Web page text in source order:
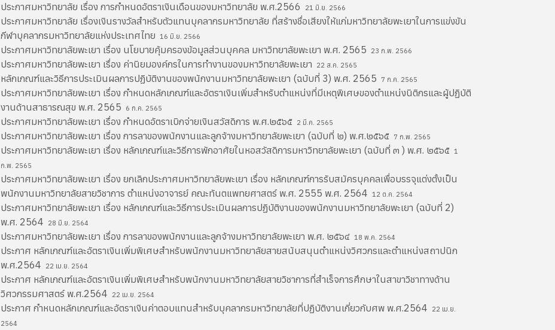
ประกาศมหาวิทยาลัย เรื่อง การกำหนดอัตราเงินเดือนของมหาวิทยาลัย พ.ศ.2566 21 มิ.ย. 2566
ประกาศมหาวิทยาลัย เรื่องเงินรางวัลสำหรับตัวแทนบุคลากรมหาวิทยาลัย ที่สร้างชื่อเสียงให้แก่มหาวิทยาลัยพะเยาในการแข่งขัน
กีฬาบุคลากรมหาวิทยาลัยแห่งประเทศไทย 16 มิ.ย. 2566
ประกาศมหาวิทยาลัยพะเยา เรื่อง นโยบายคุ้มครองข้อมูลส่วนบุคคล มหาวิทยาลัยพะเยา พ.ศ. 2565 23 ก.พ. 2566
ประกาศมหาวิทยาลัยพะเยา เรื่อง ค่านิยมองค์กรในการทำงานของมหาวิทยาลัยพะเยา 22 ส.ค. 2565
หลักเกณฑ์และวิธีการประเมินผลการปฏิบัติงานของพนักงานมหาวิทยาลัยพะเยา (ฉบับที่ 3) พ.ศ. 2565 7 ก.ค. 2565
ประกาศมหาวิทยาลัยพะเยา เรื่อง กำหนดหลักเกณฑ์และอัตราเงินเพิ่มสำหรับตำแหน่งที่มีเหตุพิเศษของตำแหน่งนิติกรและผู้ปฏิบัติ
งานด้านสาธารณสุข พ.ศ. 2565
6 ก.ค. 2565
ประกาศมหาวิทยาลัยพะเยา เรื่อง กำหนดอัตราเบิกจ่ายเงินสวัสดิการ พ.ศ.๒๕๖๕ 2 มี.ค. 2565
ประกาศมหาวิทยาลัยพะเยา เรื่อง การลาของพนักงานและลูกจ้างมหาวิทยาลัยพะเยา (ฉบับที่ ๒) พ.ศ.๒๕๖๕ 7 ก.พ. 2565
ประกาศมหาวิทยาลัยพะเยา เรื่อง หลักเกณฑ์และวิธีการพักอาศัยในหอสวัสดิการมหาวิทยาลัยพะเยา (ฉบับที่ ๓ ) พ.ศ. ๒๕๖๕ 1
ก.พ. 2565
ประกาศมหาวิทยาลัยพะเยา เรื่อง ยกเลิกประกาศมหาวิทยาลัยพะเยา เรื่อง หลักเกณฑ์การรับสมัครบุคคลเพื่อบรรจุแต่งตั้งเป็น
พนักงานมหาวิทยาลัยสายวิชาการ ตำแหน่งอาจารย์ คณะทันตแพทยศาสตร์ พ.ศ. 2555 พ.ศ. 2564 12 ต.ค. 2564
ประกาศมหาวิทยาลัยพะเยา เรื่อง หลักเกณฑ์และวิธีการประเมินผลการปฏิบัติงานของพนักงานมหาวิทยาลัยพะเยา (ฉบับที่ 2)
พ.ศ. 2564
28 มิ.ย. 2564
ประกาศมหาวิทยาลัยพะเยา เรื่อง การลาของพนักงานและลูกจ้างมหาวิทยาลัยพะเยา พ.ศ. ๒๕๖๔ 18 พ.ค. 2564
ประกาศ หลักเกณฑ์และอัตราเงินเพิ่มพิเศษสำหรับพนักงานมหาวิทยาลัยสายสนับสนุนตำแหน่งวิศวกรและตำแหน่งสถาปนิก
พ.ศ.2564
22 เม.ย. 2564
ประกาศ หลักเกณฑ์และอัตราเงินเพิ่มพิเศษสำหรับพนักงานมหาวิทยาลัยสายวิชาการที่สำเร็จการศึกษาในสาขาวิชาทางด้าน
วิศวกรรมศาสตร์ พ.ศ.2564
22 เม.ย. 2564
ประกาศ กำหนดหลักเกณฑ์และอัตราเงินค่าตอบแทนสำหรับบุคลากรมหาวิทยาลัยที่ปฏิบัติงานเกี่ยวกับศพ พ.ศ.2564
22 เม.ย.
2564